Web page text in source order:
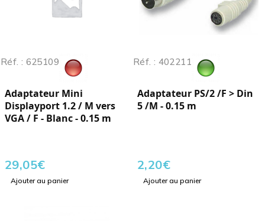
Réf. : 625109
Adaptateur Mini
Displayport 1.2 / M vers
VGA / F - Blanc - 0.15 m
29,05€
Ajouter au panier
Réf. : 402211
Adaptateur PS/2 /F > Din
5 /M - 0.15 m
2,20€
Ajouter au panier